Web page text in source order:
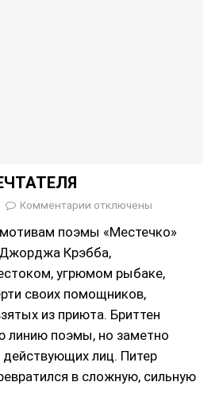
Комментарии отключены
поэмы «Местечко»
Джорджа Крэбба,
угрюмом рыбаке,
своих помощников,
из приюта. Бриттен
линию поэмы, но заметно
действующих лиц. Питер
в сложную, сильную